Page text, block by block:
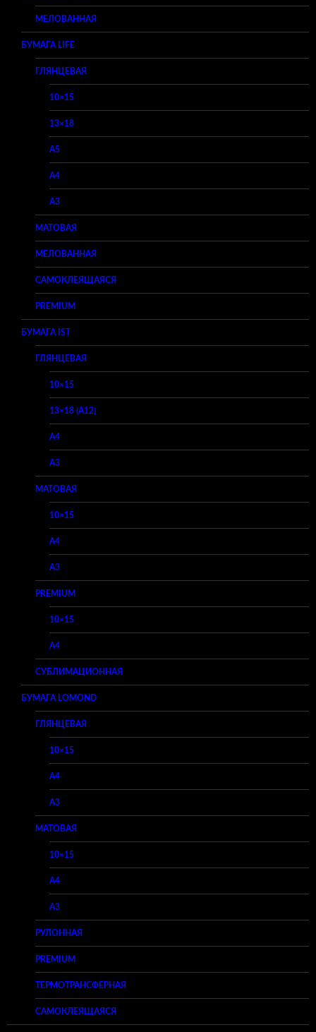
МЕЛОВАННАЯ
БУМАГА LIFE
ГЛЯНЦЕВАЯ
10×15
13×18
A5
A4
A3
МАТОВАЯ
МЕЛОВАННАЯ
САМОКЛЕЯЩАЯСЯ
PREMIUM
БУМАГА IST
ГЛЯНЦЕВАЯ
10×15
13×18 (A12)
A4
A3
МАТОВАЯ
10×15
A4
A3
PREMIUM
10×15
A4
СУБЛИМАЦИОННАЯ
БУМАГА LOMOND
ГЛЯНЦЕВАЯ
10×15
A4
A3
МАТОВАЯ
10×15
A4
A3
РУЛОННАЯ
PREMIUM
ТЕРМОТРАНСФЕРНАЯ
САМОКЛЕЯЩАЯСЯ